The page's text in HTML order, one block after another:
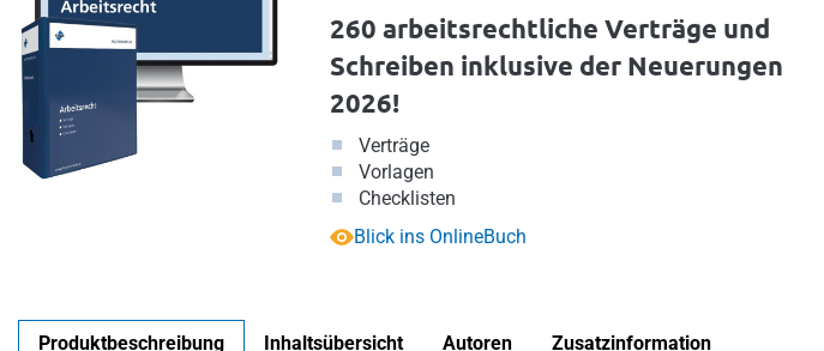
260 arbeitsrechtliche Verträge und
Schreiben inklusive der Neuerungen
2026!
Verträge
Vorlagen
Checklisten
Blick ins OnlineBuch
Produktbeschreibung Inhaltsübersicht Autoren Zusatzinformation